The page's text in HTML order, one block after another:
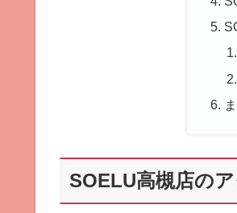
SOELU高槻店の